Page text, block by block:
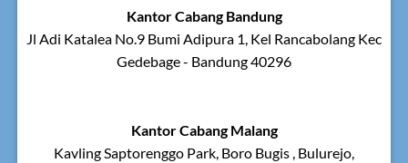
Kantor Cabang Bandung
Jl Adi Katalea No.9 Bumi Adipura 1, Kel Rancabolang Kec
Gedebage - Bandung 40296
Kantor Cabang Malang
Kavling Saptorenggo Park, Boro Bugis , Bulurejo,